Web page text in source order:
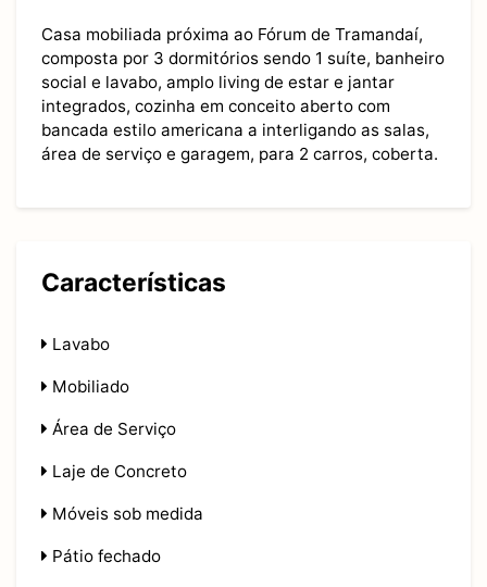
Casa mobiliada próxima ao Fórum de Tramandaí,
composta por 3 dormitórios sendo 1 suíte, banheiro
social e lavabo, amplo living de estar e jantar
integrados, cozinha em conceito aberto com
bancada estilo americana a interligando as salas,
área de serviço e garagem, para 2 carros, coberta.
Características
Lavabo
Mobiliado
Área de Serviço
Laje de Concreto
Móveis sob medida
Pátio fechado